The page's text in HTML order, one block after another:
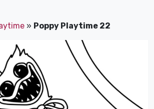
» Poppy Playtime 22